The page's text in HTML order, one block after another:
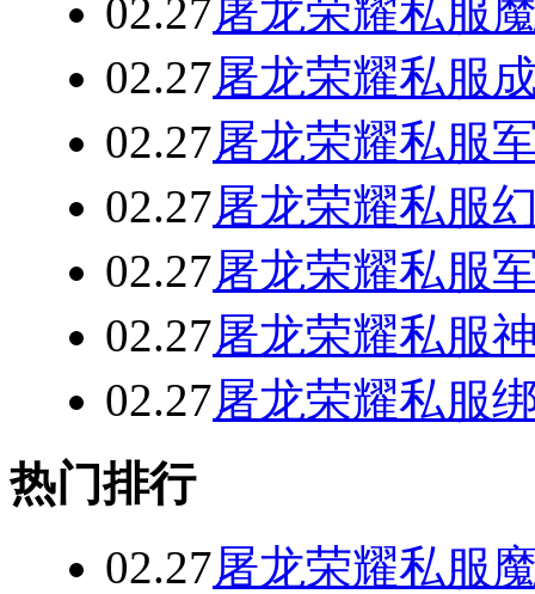
02.27屠龙荣耀私服
02.27屠龙荣耀私服
02.27屠龙荣耀私服
02.27屠龙荣耀私服
02.27屠龙荣耀私服
02.27屠龙荣耀私服
02.27屠龙荣耀私服
热门排行
02.27屠龙荣耀私服